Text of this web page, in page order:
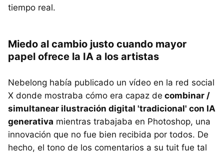
tiempo real.
Miedo al cambio justo cuando mayor
papel ofrece la IA a los artistas
Nebelong había publicado un vídeo en la red social
X donde mostraba cómo era capaz de combinar /
simultanear ilustración digital 'tradicional' con IA
generativa mientras trabajaba en Photoshop, una
innovación que no fue bien recibida por todos. De
hecho, el tono de los comentarios a su tuit fue tal